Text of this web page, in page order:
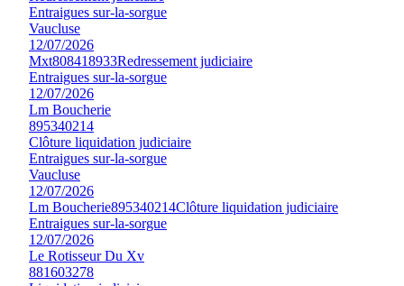
Entraigues sur-la-sorgue
Vaucluse
12/07/2026
Mxt808418933Redressement judiciaire
Entraigues sur-la-sorgue
12/07/2026
Lm Boucherie
895340214
Clôture liquidation judiciaire
Entraigues sur-la-sorgue
Vaucluse
12/07/2026
Lm Boucherie895340214Clôture liquidation judiciaire
Entraigues sur-la-sorgue
12/07/2026
Le Rotisseur Du Xv
881603278